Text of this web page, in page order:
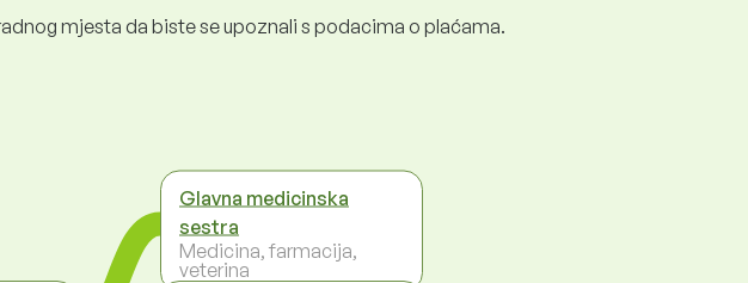
mjesta da biste se upoznali s podacima o plaćama.
Glavna medicinska
sestra
Medicina, farmacija,
veterina